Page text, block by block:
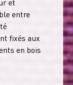
et
entre
fixés aux
en bois